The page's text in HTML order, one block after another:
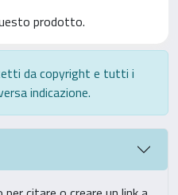
prodotto.
da copyright e tutti i
indicazione.